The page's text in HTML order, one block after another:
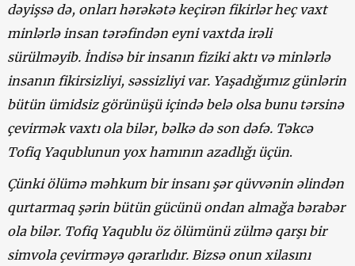
dəyişsə də, onları hərəkətə keçirən fikirlər heç vaxt
minlərlə insan tərəfindən eyni vaxtda irəli
sürülməyib. İndisə bir insanın fiziki aktı və minlərlə
insanın fikirsizliyi, səssizliyi var. Yaşadığımız günlərin
bütün ümidsiz görünüşü içində belə olsa bunu tərsinə
çevirmək vaxtı ola bilər, bəlkə də son dəfə. Təkcə
Tofiq Yaqublunun yox hamının azadlığı üçün.
Çünki ölümə məhkum bir insanı şər qüvvənin əlindən
qurtarmaq şərin bütün gücünü ondan almağa bərabər
ola bilər. Tofiq Yaqublu öz ölümünü zülmə qarşı bir
simvola çevirməyə qərarlıdır. Bizsə onun xilasını